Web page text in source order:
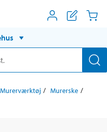
Murerværktøj
Murerske